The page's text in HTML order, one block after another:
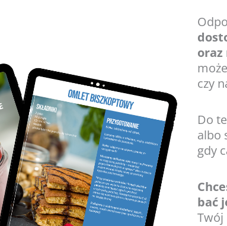
oraz
czy
Do
albo
gdy
bać
Twój